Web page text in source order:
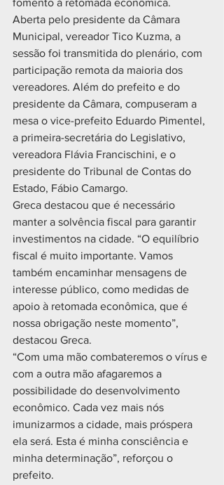
fomento à retomada econômica.
Aberta pelo presidente da Câmara
Municipal, vereador Tico Kuzma, a
sessão foi transmitida do plenário, com
participação remota da maioria dos
vereadores. Além do prefeito e do
presidente da Câmara, compuseram a
mesa o vice-prefeito Eduardo Pimentel,
a primeira-secretária do Legislativo,
vereadora Flávia Francischini, e o
presidente do Tribunal de Contas do
Estado, Fábio Camargo.
Greca destacou que é necessário
manter a solvência fiscal para garantir
investimentos na cidade. “O equilíbrio
fiscal é muito importante. Vamos
também encaminhar mensagens de
interesse público, como medidas de
apoio à retomada econômica, que é
nossa obrigação neste momento”,
destacou Greca.
“Com uma mão combateremos o vírus e
com a outra mão afagaremos a
possibilidade do desenvolvimento
econômico. Cada vez mais nós
imunizarmos a cidade, mais próspera
ela será. Esta é minha consciência e
minha determinação”, reforçou o
prefeito.